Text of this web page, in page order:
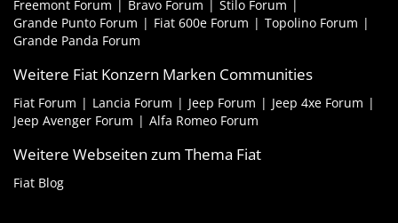
Freemont Forum
Bravo Forum
Stilo Forum
Grande Punto Forum
Fiat 600e Forum
Topolino Forum
Grande Panda Forum
Weitere Fiat Konzern Marken Communities
Fiat Forum Lancia Forum Jeep Forum
Jeep 4xe Forum
Jeep Avenger Forum
Alfa Romeo Forum
Weitere Webseiten zum Thema Fiat
Fiat Blog